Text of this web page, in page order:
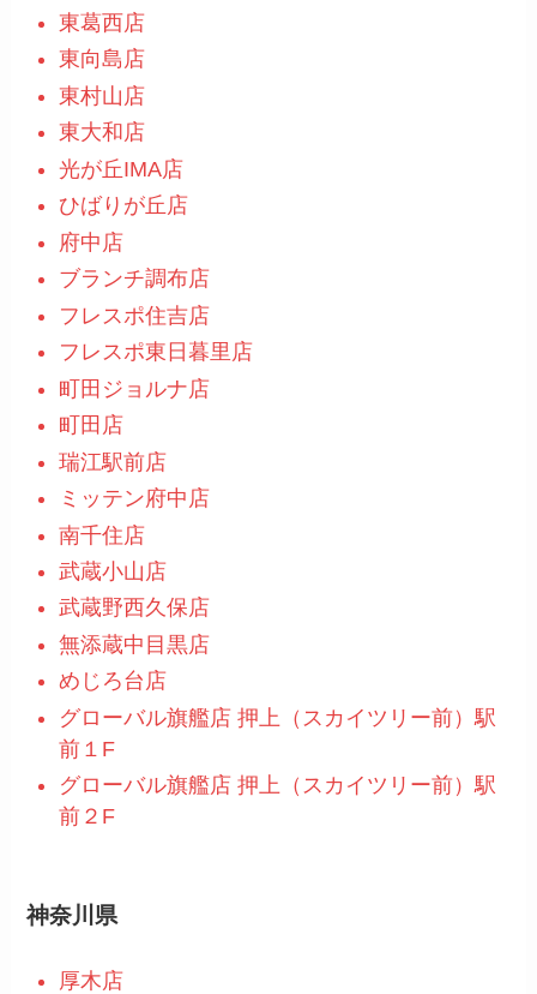
東葛西店
東向島店
東村山店
東大和店
光が丘IMA店
ひばりが丘店
府中店
ブランチ調布店
フレスポ住吉店
フレスポ東日暮里店
町田ジョルナ店
町田店
瑞江駅前店
ミッテン府中店
南千住店
武蔵小山店
武蔵野西久保店
無添蔵中目黒店
めじろ台店
グローバル旗艦店 押上（スカイツリー前）駅
前１F
グローバル旗艦店 押上（スカイツリー前）駅
前２F
神奈川県
厚木店